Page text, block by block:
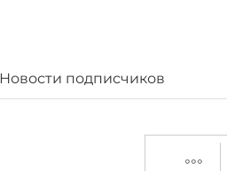
Новости подписчиков